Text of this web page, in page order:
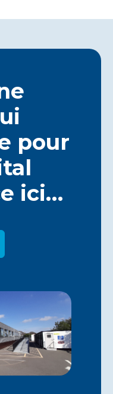
pour
pour
ici…